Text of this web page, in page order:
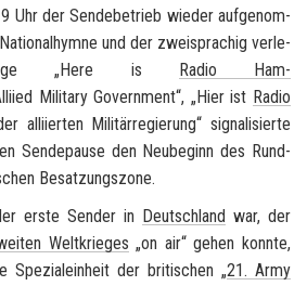
Uhr der Sen­de­be­trieb wie­der auf­ge­nom­
und der zwei­spra­chig ver­le­
„Here is Radio Ham­
Mi­li­ta­ry Go­vernment“, „Hier ist Radio
al­li­ier­ten Mi­li­tär­re­gie­rung“ si­gna­li­sier­te
Sen­de­pau­se den Neu­be­ginn des Rund­
Be­sat­zungs­zo­ne.
erste Sen­der in Deutsch­land war, der
Welt­krie­ges „on air“ gehen konn­te,
Spe­zi­al­ein­heit der bri­ti­schen „21. Army